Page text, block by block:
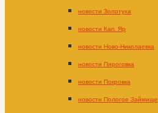
новости Золотуха
новости Кап. Яр
новости Ново-Николаевка
новости Пироговка
новости Покровка
новости Пологое Займище